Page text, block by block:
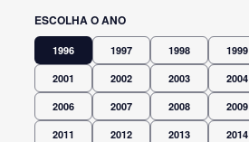
ESCOLHA O ANO
1996 1997 1998 1999
2001 2002 2003 2004
2006 2007 2008 2009
2011 2012 2013 2014